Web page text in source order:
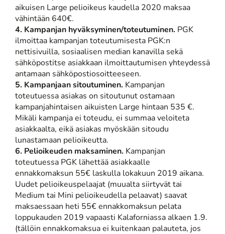
aikuisen Large pelioikeus kaudella 2020 maksaa
vähintään 640€.
4. Kampanjan hyväksyminen/toteutuminen. PGK
ilmoittaa kampanjan toteutumisesta PGK:n
nettisivuilla, sosiaalisen median kanavilla sekä
sähköpostitse asiakkaan ilmoittautumisen yhteydessä
antamaan sähköpostiosoitteeseen.
5. Kampanjaan sitoutuminen. Kampanjan
toteutuessa asiakas on sitoutunut ostamaan
kampanjahintaisen aikuisten Large hintaan 535 €.
Mikäli kampanja ei toteudu, ei summaa veloiteta
asiakkaalta, eikä asiakas myöskään sitoudu
lunastamaan pelioikeutta.
6. Pelioikeuden maksaminen. Kampanjan
toteutuessa PGK lähettää asiakkaalle
ennakkomaksun 55€ laskulla lokakuun 2019 aikana.
Uudet pelioikeuspelaajat (muualta siirtyvät tai
Medium tai Mini pelioikeudella pelaavat) saavat
maksaessaan heti 55€ ennakkomaksun pelata
loppukauden 2019 vapaasti Kalaforniassa alkaen 1.9.
(tällöin ennakkomaksua ei kuitenkaan palauteta, jos